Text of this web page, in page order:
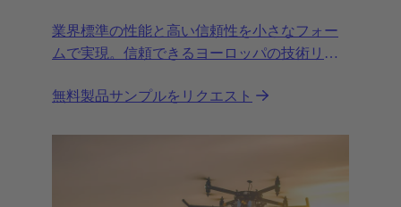
業界標準の性能と高い信頼性を小さなフォー
ムで実現。信頼できるヨーロッパの技術リー
の初の産業用コネクタHan® MPCを発表しま
無料製品サンプルをリクエスト